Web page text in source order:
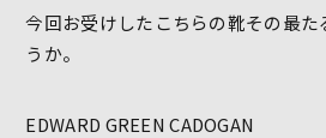
今回お受けしたこちらの靴その最た
うか。
EDWARD GREEN CADOGAN